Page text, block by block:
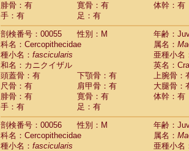
腓骨：有
寛骨：有
体幹：有
手：有
足：有
剖検番号：00055
性別：M
年齢：
科名：Cercopithecidae
属名：
種小名： fascicularis
亜種小名
和名：カニクイザル
英名：
頭蓋骨：有
下顎骨：有
上腕骨：
尺骨：有
肩甲骨：有
大腿骨：
腓骨：有
寛骨：有
体幹：有
手：有
足：有
剖検番号：00056
性別：M
年齢：
科名：Cercopithecidae
属名：
種小名： fascicularis
亜種小名